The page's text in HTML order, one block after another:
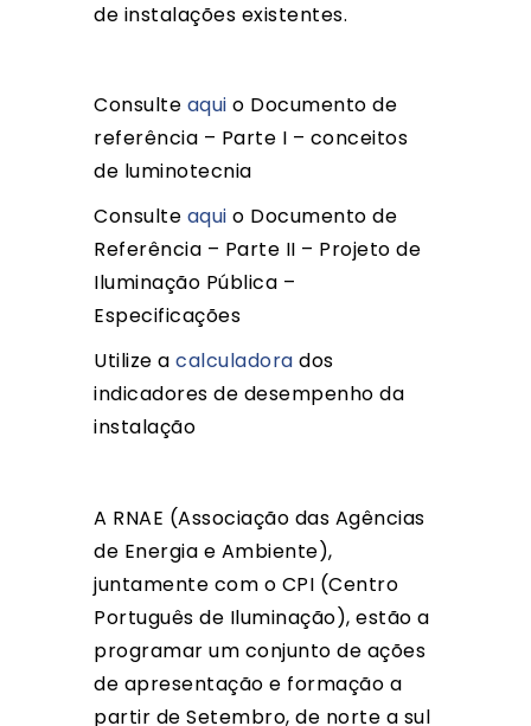
de instalações existentes.
Consulte aqui o Documento de
referência – Parte I – conceitos
de luminotecnia
Consulte aqui o Documento de
Referência – Parte II – Projeto de
Iluminação Pública –
Especificações
Utilize a calculadora dos
indicadores de desempenho da
instalação
A RNAE (Associação das Agências
de Energia e Ambiente),
juntamente com o CPI (Centro
Português de Iluminação), estão a
programar um conjunto de ações
de apresentação e formação a
partir de Setembro, de norte a sul